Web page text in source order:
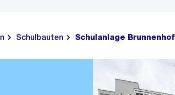
Schulbauten Schulanlage Brunnenhof